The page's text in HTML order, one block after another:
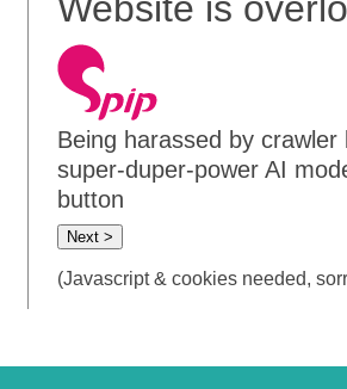
Being harassed by
super-duper-power AI
button
Next >
(Javascript & cookies needed,